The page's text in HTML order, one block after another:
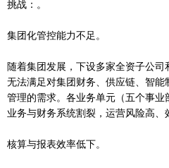
挑战：。
集团化管控能力不足。
随着集团发展，下设多家全资子公
无法满足对集团财务、供应链、智
管理的需求。各业务单元（五个事业
业务与财务系统割裂，运营风险高、
核算与报表效率低下。